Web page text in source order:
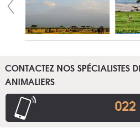
CONTACTEZ NOS SPÉCIALISTES
ANIMALIERS
022